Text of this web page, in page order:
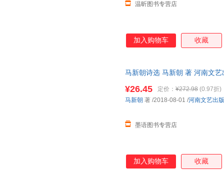
温昕图书专营店
加入购物车 收藏
马新朝诗选 马新朝 著 河南文
¥26.45 定价： ¥272.98 (0.97折)
墨语图书专营店
马新朝 著 /2018-08-01 /河南文艺出
加入购物车 收藏